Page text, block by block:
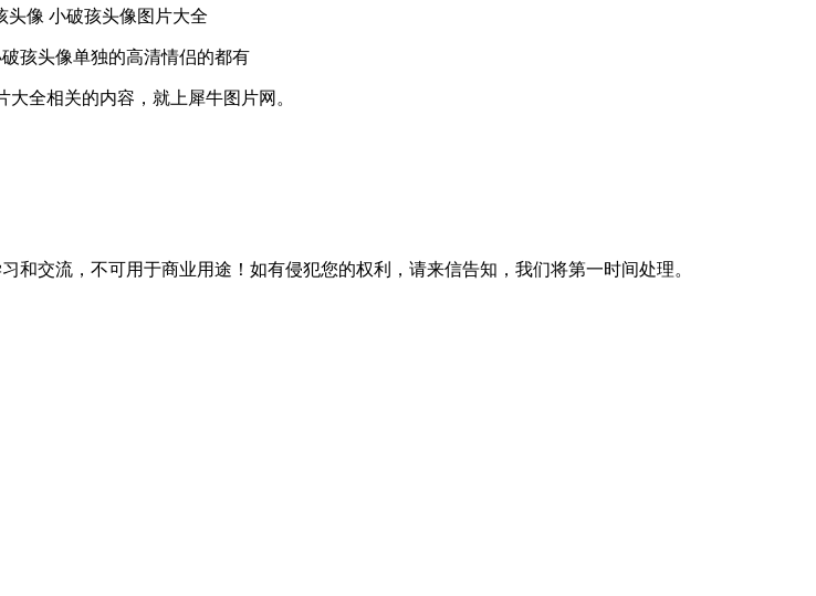
孩头像单独的高清情侣的都有
全相关的内容，就上犀牛图片网。
交流，不可用于商业用途！如有侵犯您的权利，请来信告知，我们将第一时间处理。